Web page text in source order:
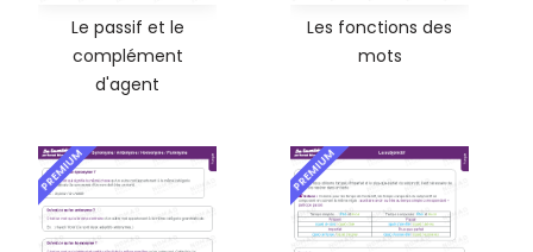
Le passif et le
complément
d'agent
Les fonctions des
mots
PREMIUM PREMIUM